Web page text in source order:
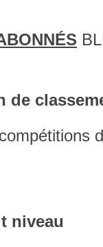
de
niveau